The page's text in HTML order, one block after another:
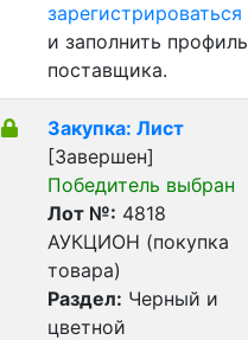
зарегистрироваться
и заполнить профиль
поставщика.
Закупка: Лист
[Завершен]
Победитель выбран
Лот №: 4818
АУКЦИОН (покупка
товара)
Раздел: Черный и
цветной